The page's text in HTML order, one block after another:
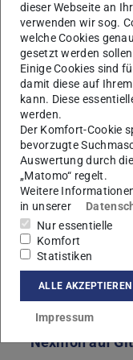
Nexmon ist ein C-
für Broadcom/
Firmware-Patches
beispielsweise den
und Frame-Injektion
Weitere
Nexmon auf
dieser Webseite an
verwenden wir sog.
welche Cookies
gesetzt werden
Einige Cookies sind
damit diese auf
kann. Diese
werden.
Der Komfort-Cookie
bevorzugte
Auswertung durch
„Matomo“ regelt.
Weitere
in unserer
Nur essentielle
Komfort
Statistiken
ALLE AKZEPTIEREN
Impressum